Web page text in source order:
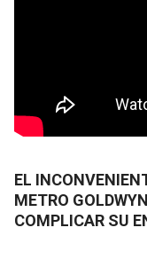
EL
METRO
COMPLICAR SU